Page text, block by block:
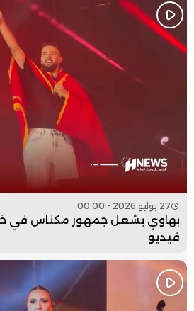
27 يوليو 2026 - 00:00
بهاوي يشعل جمهور مكناس في
فيديو